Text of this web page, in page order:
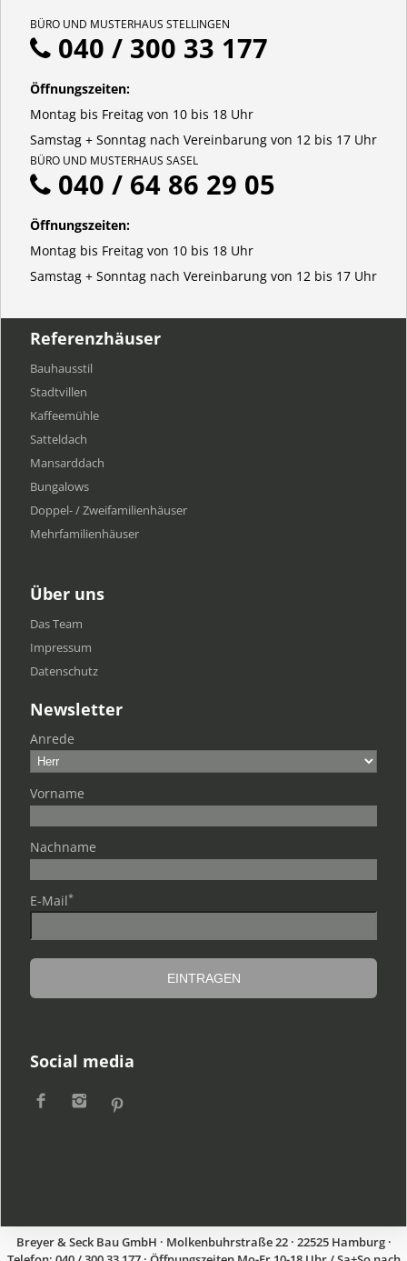
BÜRO UND MUSTERHAUS STELLINGEN
040 / 300 33 177
Öffnungszeiten:
Montag bis Freitag von 10 bis 18 Uhr
Samstag + Sonntag nach Vereinbarung von 12 bis 17 Uhr
BÜRO UND MUSTERHAUS SASEL
040 / 64 86 29 05
Öffnungszeiten:
Montag bis Freitag von 10 bis 18 Uhr
Samstag + Sonntag nach Vereinbarung von 12 bis 17 Uhr
Referenzhäuser
Bauhausstil
Stadtvillen
Kaffeemühle
Satteldach
Mansarddach
Bungalows
Doppel- / Zweifamilienhäuser
Mehrfamilien​häuser
Über uns
Das Team
Impressum
Datenschutz
Newsletter
Anrede
Vorname
Nachname
E-Mail*
Social media
Breyer & Seck Bau GmbH · Molkenbuhrstraße 22 · 22525 Hamburg ·